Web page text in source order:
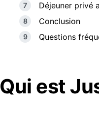
Déjeuner privé
Conclusion
Questions
Qui est